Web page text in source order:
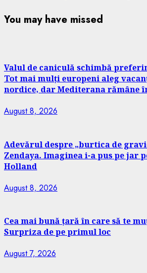
You may have missed
Valul de caniculă schimbă
Tot mai mulți europeni aleg
nordice, dar Mediterana rămâne
August 8, 2026
Adevărul despre „burtica de
Zendaya. Imaginea i-a pus pe jar
Holland
August 8, 2026
Cea mai bună țară în care să te
Surpriza de pe primul loc
August 7, 2026